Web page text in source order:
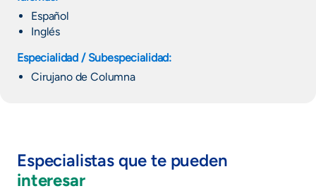
Español
Inglés
Especialidad / Subespecialidad:
Cirujano de Columna
Especialistas que te pueden
interesar